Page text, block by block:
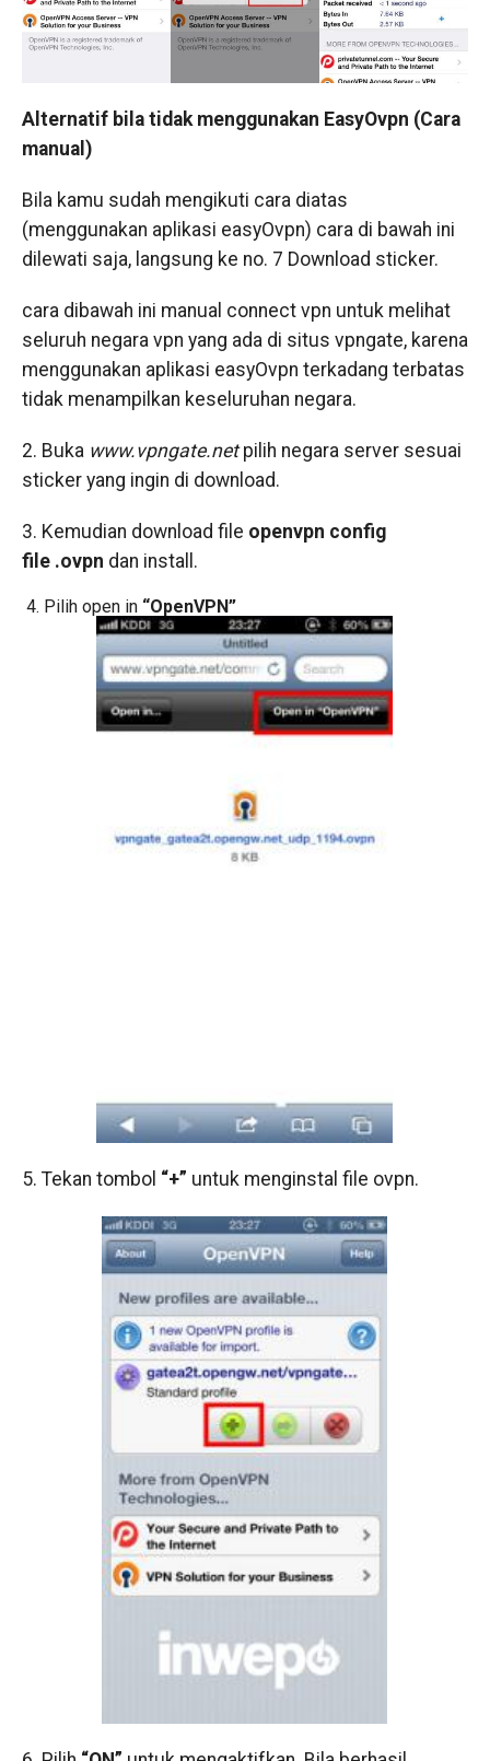
Alternatif bila tidak menggunakan EasyOvpn (Cara
manual)
Bila kamu sudah mengikuti cara diatas
(menggunakan aplikasi easyOvpn) cara di bawah ini
dilewati saja, langsung ke no. 7 Download sticker.
cara dibawah ini manual connect vpn untuk melihat
seluruh negara vpn yang ada di situs vpngate, karena
menggunakan aplikasi easyOvpn terkadang terbatas
tidak menampilkan keseluruhan negara.
2. Buka www.vpngate.net pilih negara server sesuai
sticker yang ingin di download.
3. Kemudian download file openvpn config
file .ovpn dan install.
4. Pilih open in “OpenVPN”
5. Tekan tombol “+” untuk menginstal file ovpn.